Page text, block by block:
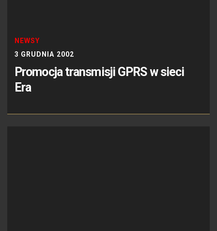
NEWSY
3 GRUDNIA 2002
Promocja transmisji GPRS w sieci
Era